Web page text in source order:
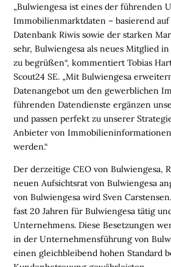
N
L
O
G
I
S
T
I
K
„Bulwiengesa ist eines der führenden
Immobilienmarktdaten – basierend
Datenbank Riwis sowie der starken
sehr, Bulwiengesa als neues Mitglied
zu begrüßen“, kommentiert Tobias
Scout24 SE. „Mit Bulwiengesa
Datenangebot um den gewerblichen
führenden Datendienste ergänzen
und passen perfekt zu unserer
Anbieter von
werden.“
Der derzeitige CEO von Bulwiengesa,
neuen Aufsichtsrat von Bulwiengesa
von Bulwiengesa wird Sven
fast 20 Jahren für Bulwiengesa tätig
Unternehmens. Diese Besetzungen
in der Unternehmensführung von
einen gleichbleibend hohen Standard